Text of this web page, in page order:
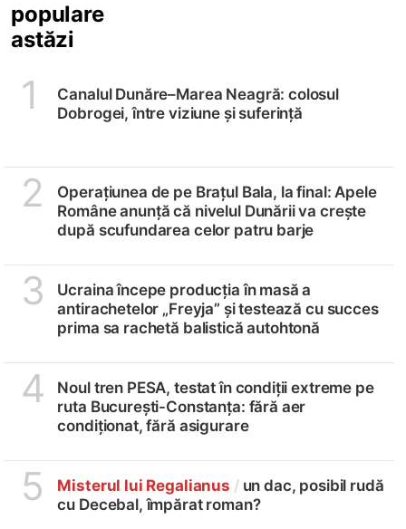
populare
astăzi
1
Canalul Dunăre–Marea Neagră: colosul
Dobrogei, între viziune și suferință
2
Operațiunea de pe Brațul Bala, la final: Apele
Române anunță că nivelul Dunării va crește
după scufundarea celor patru barje
3
Ucraina începe producția în masă a
antirachetelor „Freyja” și testează cu succes
prima sa rachetă balistică autohtonă
4
Noul tren PESA, testat în condiții extreme pe
ruta București-Constanța: fără aer
condiționat, fără asigurare
5 Misterul lui Regalianus /un dac, posibil rudă
cu Decebal, împărat roman?